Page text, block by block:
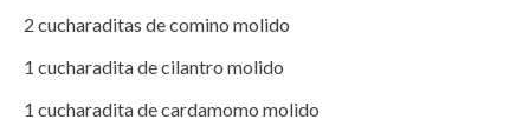
2 cucharaditas de comino molido
1 cucharadita de cilantro molido
1 cucharadita de cardamomo molido